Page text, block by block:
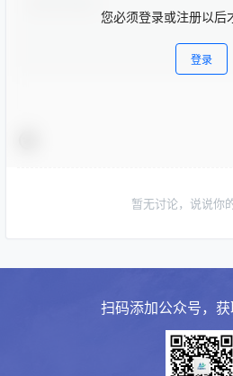
您必须登录或注册以后
登录
暂无讨论，说说你
扫码添加公众号，